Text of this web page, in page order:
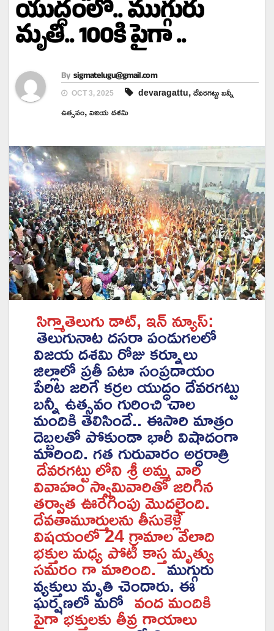
యుద్ధంలో.. ముగ్గురు
మృతి.. 100కి పైగా ..
By sigmatelugu@gmail.com
OCT 3, 2025 devaragattu,దేవరగట్టు బన్నీ
ఉత్సవం,విజయ దశమి
సిగ్మాతెలుగు డాట్, ఇన్ న్యూస్:
తెలుగునాట దసరా పండుగలలో
విజయ దశమి రోజు కర్నూలు
జిల్లాలో ప్రతీ ఏటా సంప్రదాయం
పేరిట జరిగే కర్రల యుద్ధం దేవరగట్టు
బన్నీ ఉత్సవం గురించి చాల
మందికి తెలిసిందే.. ఈసారి మాత్రం
దెబ్బలతో పోకుండా భారీ విషాదంగా
మారింది. గత గురువారం అర్ధరాత్రి
దేవరగట్టు లోని శ్రీ అమ్మ వారి
వివాహం స్వామివారితో జరిగిన
తర్వాత ఊరేగింపు మొదలైంది.
దేవతామూర్తులను తీసుకెళ్లే
విషయంలో 24 గ్రామాల వేలాది
భక్తుల మధ్య పోటీ కాస్త మృత్యు
సమరం గా మారింది. ముగ్గురు
వ్యక్తులు మృతి చెందారు. ఈ
ఘర్షణలో మరో వంద మందికి
పైగా భక్తులకు తీవ్ర గాయాలు